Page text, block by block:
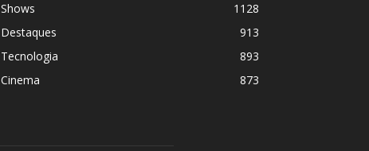
Shows
1128
Destaques
913
Tecnologia
893
Cinema
873